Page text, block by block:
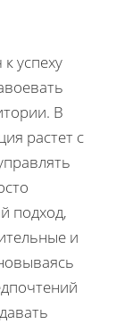
успеху
В
растет с
подход,
и